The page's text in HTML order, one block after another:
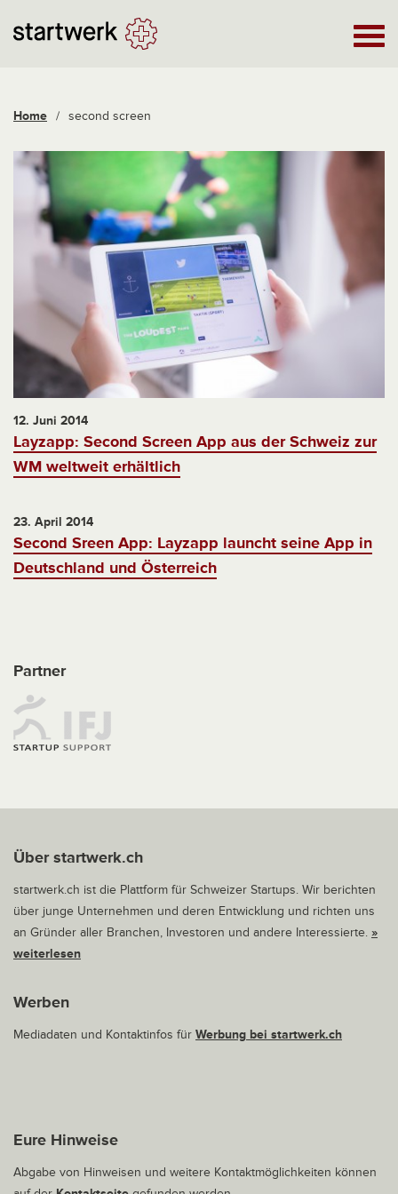
Home / second screen
12. Juni 2014
Layzapp: Second Screen App aus der Schweiz zur
WM weltweit erhältlich
23. April 2014
Second Sreen App: Layzapp launcht seine App in
Deutschland und Österreich
Partner
Über startwerk.ch
startwerk.ch ist die Plattform für Schweizer Startups. Wir berichten
über junge Unternehmen und deren Entwicklung und richten uns
an Gründer aller Branchen, Investoren und andere Interessierte. »
weiterlesen
Werben
Mediadaten und Kontaktinfos für Werbung bei startwerk.ch
Eure Hinweise
Abgabe von Hinweisen und weitere Kontaktmöglichkeiten können